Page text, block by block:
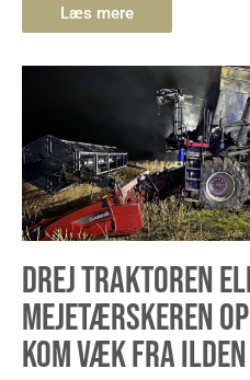
Læs mere
DREJ TRAKTOREN
MEJETÆRSKEREN
KOM VÆK FRA ILDEN